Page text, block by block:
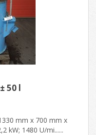
50 l
mm x 700 mm x
kW; 1480 U/mi......